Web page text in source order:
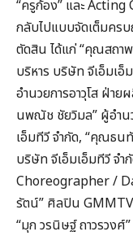
“ครูก้อง” และ Acting
กลับไปแบบจัดเต็มคร
ตัดสิน ได้แก่ “คุณสถา
บริหาร บริษัท จีเอ็มเ
อำนวยการอาวุโส ฝ่า
นพณัช ชัยวิมล” ผู้อำน
เอ็มทีวี จำกัด, “คุณธน
บริษัท จีเอ็มเอ็มทีวี จ
Choreographer /
รัตน์” ศิลปิน
“มุก วรนิษฐ์ ถาวรวง